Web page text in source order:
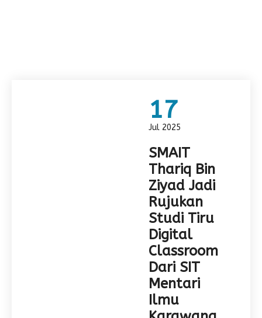
17
Jul 2025
SMAIT
Thariq Bin
Ziyad Jadi
Rujukan
Studi Tiru
Digital
Classroom
Dari SIT
Mentari
Ilmu